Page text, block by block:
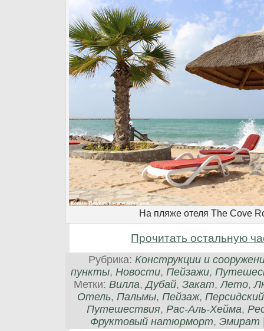
На пляже отеля The Cove
Прочитать остальную
Рубрика: Конструкции и
пункты, Новости, Пейзажи,
Метки: Вилла,Дубай, Закат,Лето,
Отель, Пальмы, Пейзаж,
Путешествия, Рас-Аль-Хейма,
Фруктовый натюрморт, Эмират